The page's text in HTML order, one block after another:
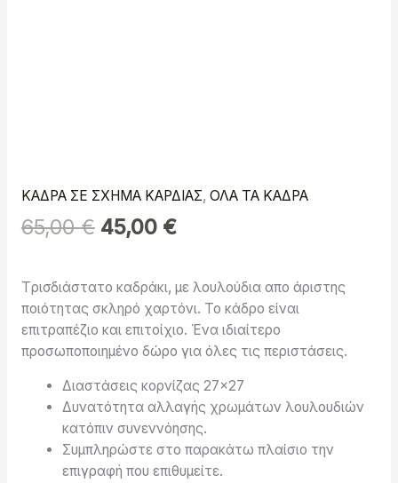
ΚΑΔΡΑ ΣΕ ΣΧΗΜΑ ΚΑΡΔΙΑΣ, ΟΛΑ ΤΑ ΚΑΔΡΑ
65,00€ 45,00 €
Tρισδιάστατο καδράκι, με λουλούδια απο άριστης
ποιότητας σκληρό χαρτόνι. Το κάδρο είναι
επιτραπέζιο και επιτοίχιο. Ένα ιδιαίτερο
προσωποποιημένο δώρο για όλες τις περιστάσεις.
Διαστάσεις κορνίζας 27×27
Δυνατότητα αλλαγής χρωμάτων λουλουδιών
κατόπιν συνεννόησης.
Συμπληρώστε στο παρακάτω πλαίσιο την
επιγραφή που επιθυμείτε.